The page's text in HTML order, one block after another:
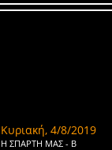
Κυριακή, 4/8/2019
H ΣΠΑΡΤΗ ΜΑΣ - Β